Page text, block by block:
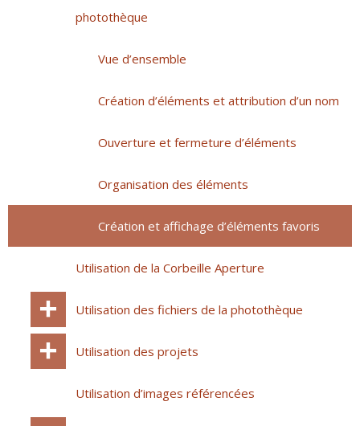
photothèque
Vue d’ensemble
Création d’éléments et attribution d’un nom
Ouverture et fermeture d’éléments
Organisation des éléments
Création et affichage d’éléments favoris
Utilisation de la Corbeille Aperture
Utilisation des fichiers de la photothèque
Utilisation des projets
Utilisation d’images référencées